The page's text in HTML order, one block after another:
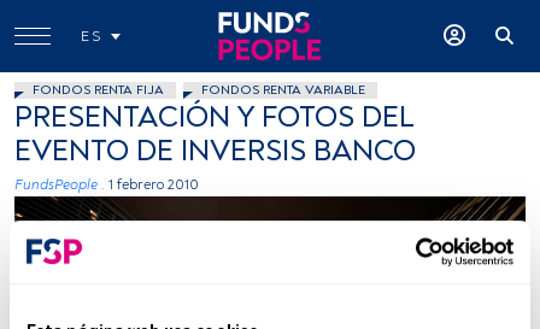
ES
FONDOS RENTA FIJA FONDOS RENTA VARIABLE
PRESENTACIÓN Y FOTOS DEL
EVENTO DE INVERSIS BANCO
FundsPeople . 1 febrero 2010